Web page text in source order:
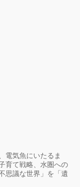
電気魚にいたるま
育て戦略、水圏への
思議な世界」を「遺